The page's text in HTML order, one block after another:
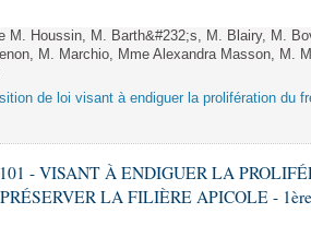
M. Houssin, M. Barth&#232;s, M. Blairy, M.
M. Marchio, Mme Alexandra Masson, M.
de loi visant à endiguer la prolifération du
101 - VISANT À ENDIGUER LA
LA FILIÈRE APICOLE - 1ère